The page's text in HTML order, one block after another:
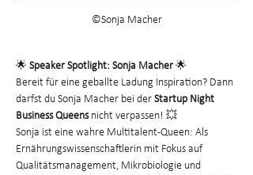
©Sonja Macher
🌟 Speaker Spotlight: Sonja Macher 🌟
Bereit für eine geballte Ladung Inspiration? Dann
darfst du Sonja Macher bei der Startup Night
Business Queens nicht verpassen! 💥
Sonja ist eine wahre Multitalent-Queen: Als
Ernährungswissenschaftlerin mit Fokus auf
Qualitätsmanagement, Mikrobiologie und